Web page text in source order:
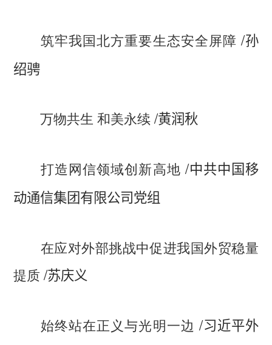
筑牢我国北方重要生态安全屏障 /孙
绍骋
万物共生 和美永续/黄润秋
打造网信领域创新高地 /中共中国移
动通信集团有限公司党组
在应对外部挑战中促进我国外贸稳量
提质 /苏庆义
始终站在正义与光明一边 /习近平外